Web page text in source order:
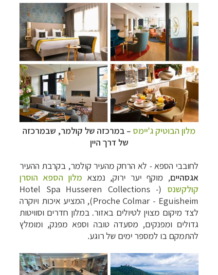
מלון הבוטיק ג'יימס – במרכזה של קולמר, שבמרכזה
של דרך היין
לחובבי הספא - לא הרחק מהעיר קולמר, בקרבת ההעיר
אגסהיים, מוקף יער ירוק, נמצא מלון הספא הוסרן
קולקשנס
(
Hotel Spa Husseren Collections -
Proche Colmar - Eguisheim), המציע איכות ויוקרה
לצד מיקום מצוין לטיולים באזור. במלון חדרים וסוויטות
גדולים ומפנקים, מסעדה טובה וספא מפנק, ומומלץ
להתמקם בו למספר ימים של רוגע.